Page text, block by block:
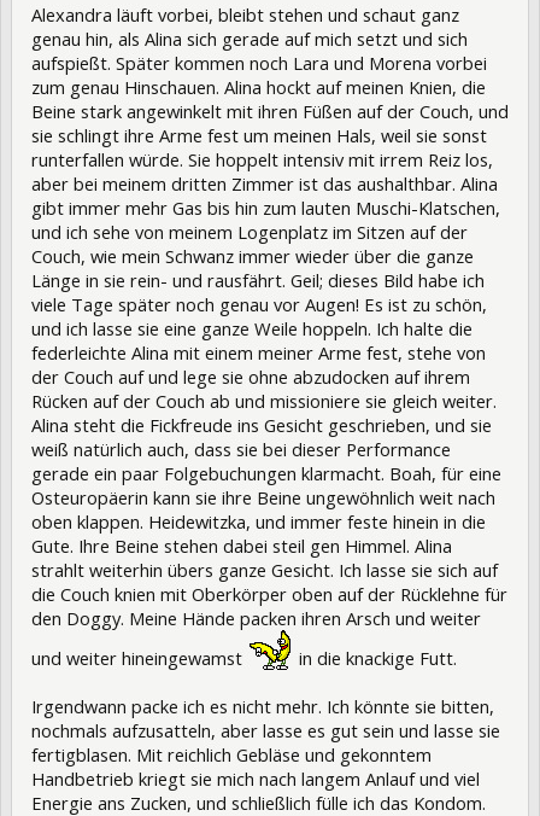
Alexandra läuft vorbei, bleibt stehen und schaut ganz
genau hin, als Alina sich gerade auf mich setzt und sich
aufspießt. Später kommen noch Lara und Morena vorbei
zum genau Hinschauen. Alina hockt auf meinen Knien, die
Beine stark angewinkelt mit ihren Füßen auf der Couch, und
sie schlingt ihre Arme fest um meinen Hals, weil sie sonst
runterfallen würde. Sie hoppelt intensiv mit irrem Reiz los,
aber bei meinem dritten Zimmer ist das aushalthbar. Alina
gibt immer mehr Gas bis hin zum lauten Muschi-Klatschen,
und ich sehe von meinem Logenplatz im Sitzen auf der
Couch, wie mein Schwanz immer wieder über die ganze
Länge in sie rein- und rausfährt. Geil; dieses Bild habe ich
viele Tage später noch genau vor Augen! Es ist zu schön,
und ich lasse sie eine ganze Weile hoppeln. Ich halte die
federleichte Alina mit einem meiner Arme fest, stehe von
der Couch auf und lege sie ohne abzudocken auf ihrem
Rücken auf der Couch ab und missioniere sie gleich weiter.
Alina steht die Fickfreude ins Gesicht geschrieben, und sie
weiß natürlich auch, dass sie bei dieser Performance
gerade ein paar Folgebuchungen klarmacht. Boah, für eine
Osteuropäerin kann sie ihre Beine ungewöhnlich weit nach
oben klappen. Heidewitzka, und immer feste hinein in die
Gute. Ihre Beine stehen dabei steil gen Himmel. Alina
strahlt weiterhin übers ganze Gesicht. Ich lasse sie sich auf
die Couch knien mit Oberkörper oben auf der Rücklehne für
den Doggy. Meine Hände packen ihren Arsch und weiter
und weiter hineingewamst
in die knackige Futt.
Irgendwann packe ich es nicht mehr. Ich könnte sie bitten,
nochmals aufzusatteln, aber lasse es gut sein und lasse sie
fertigblasen. Mit reichlich Gebläse und gekonntem
Handbetrieb kriegt sie mich nach langem Anlauf und viel
Energie ans Zucken, und schließlich fülle ich das Kondom.